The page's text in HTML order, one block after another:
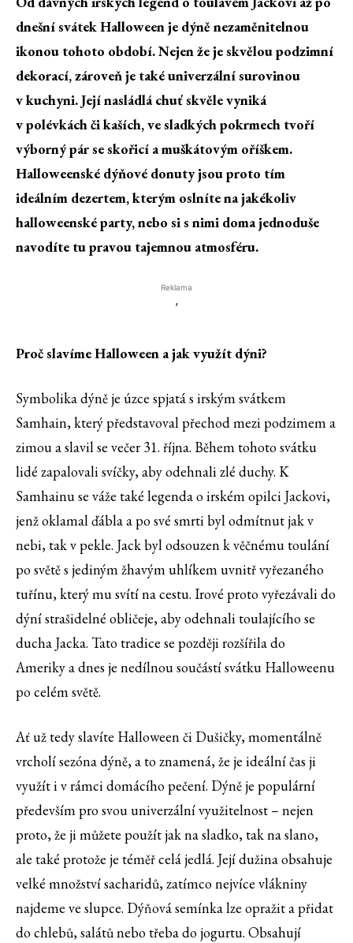
dnešní svátek Halloween je dýně nezaměnitelnou
ikonou tohoto období. Nejen že je skvělou podzimní
dekorací, zároveň je také univerzální surovinou
v kuchyni. Její nasládlá chuť skvěle vyniká
v polévkách či kaších, ve sladkých pokrmech tvoří
výborný pár se skořicí a muškátovým oříškem.
Halloweenské dýňové donuty jsou proto tím
ideálním dezertem, kterým oslníte na jakékoliv
halloweenské party, nebo si s nimi doma jednoduše
navodíte tu pravou tajemnou atmosféru.
Reklama
'
Proč slavíme Halloween a jak využít dýni?
Symbolika dýně je úzce spjatá s irským svátkem
Samhain, který představoval přechod mezi podzimem a
zimou a slavil se večer 31. října. Během tohoto svátku
lidé zapalovali svíčky, aby odehnali zlé duchy. K
Samhainu se váže také legenda o irském opilci Jackovi,
jenž oklamal ďábla a po své smrti byl odmítnut jak v
nebi, tak v pekle. Jack byl odsouzen k věčnému toulání
po světě s jediným žhavým uhlíkem uvnitř vyřezaného
tuřínu, který mu svítí na cestu. Irové proto vyřezávali do
dýní strašidelné obličeje, aby odehnali toulajícího se
ducha Jacka. Tato tradice se později rozšířila do
Ameriky a dnes je nedílnou součástí svátku Halloweenu
po celém světě.
Ať už tedy slavíte Halloween či Dušičky, momentálně
vrcholí sezóna dýně, a to znamená, že je ideální čas ji
využít i v rámci domácího pečení. Dýně je populární
především pro svou univerzální využitelnost – nejen
proto, že ji můžete použít jak na sladko, tak na slano,
ale také protože je téměř celá jedlá. Její dužina obsahuje
velké množství sacharidů, zatímco nejvíce vlákniny
najdeme ve slupce. Dýňová semínka lze opražit a přidat
do chlebů, salátů nebo třeba do jogurtu. Obsahují